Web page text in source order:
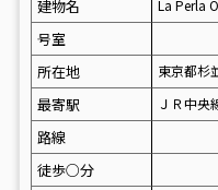
建物名 La Perla
号室
所在地
東京都杉
最寄駅 ＪＲ中央
路線
徒歩○分